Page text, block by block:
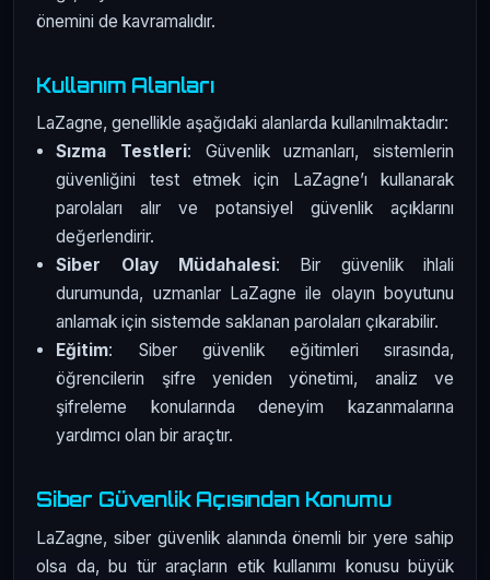
önemini de kavramalıdır.
Kullanım Alanları
LaZagne, genellikle aşağıdaki alanlarda kullanılmaktadır:
Sızma Testleri: Güvenlik uzmanları, sistemlerin
güvenliğini test etmek için LaZagne’ı kullanarak
parolaları alır ve potansiyel güvenlik açıklarını
değerlendirir.
Siber Olay Müdahalesi: Bir güvenlik ihlali
durumunda, uzmanlar LaZagne ile olayın boyutunu
anlamak için sistemde saklanan parolaları çıkarabilir.
Eğitim: Siber güvenlik eğitimleri sırasında,
öğrencilerin şifre yeniden yönetimi, analiz ve
şifreleme konularında deneyim kazanmalarına
yardımcı olan bir araçtır.
Siber Güvenlik Açısından Konumu
LaZagne, siber güvenlik alanında önemli bir yere sahip
olsa da, bu tür araçların etik kullanımı konusu büyük